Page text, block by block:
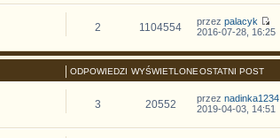
2 1104554 przez palacyk
2016-07-28, 16:25
ODPOWIEDZI WYŚWIETLONEOSTATNI POST
3 20552 przez nadinka1234
2019-04-03, 14:51